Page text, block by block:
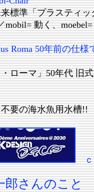
標準「プラスティッ
動く、
Roma 50年前の仕
ローマ」50年代 旧
要の海水魚用水槽!!
ｃ
郎さんのこと